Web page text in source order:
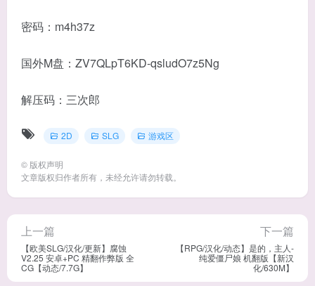
密码：m4h37z
国外M盘：ZV7QLpT6KD-qsludO7z5Ng
解压码：三次郎
2D SLG 游戏区
© 版权声明
文章版权归作者所有，未经允许请勿转载。
上一篇
【欧美SLG/汉化/更新】腐蚀
V2.25 安卓+PC 精翻作弊版 全
CG【动态/7.7G】
下一篇
【RPG/汉化/动态】是的，主人-
纯爱僵尸娘 机翻版【新汉
化/630M】